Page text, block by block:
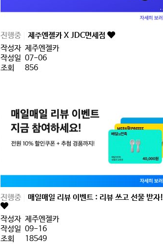
진행중
제주엔젤카 X JDC면세점
작성자 제주엔젤카
작성일 07-06
조회
856
진행중 매일매일 리뷰 이벤트 : 리뷰 쓰고 선물 받자!
작성자 제주엔젤카
작성일 09-16
조회
18549